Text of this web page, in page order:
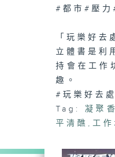
#都市#壓力
「玩樂好去
立體書是利
持會在工作
趣。
#玩樂好去
Tag:
凝聚
平清醮 ,工作